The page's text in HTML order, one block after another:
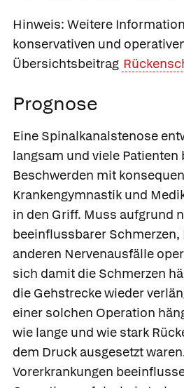
Hinweis: Weitere
konservativen und
Übersichtsbeitrag
Prognose
Eine Spinalkanalstenose
langsam und viele
Beschwerden mit
Krankengymnastik und
in den Griff. Muss aufgrund
beeinflussbarer Schmerzen,
anderen Nervenausfälle
sich damit die Schmerzen
die Gehstrecke wieder
einer solchen Operation
wie lange und wie stark
dem Druck ausgesetzt
Vorerkrankungen